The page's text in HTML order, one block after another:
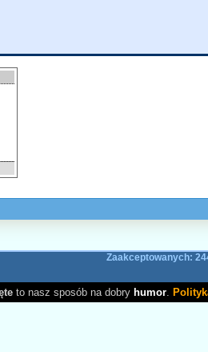
Zaakceptowanych:
to nasz sposób na dobry humor.